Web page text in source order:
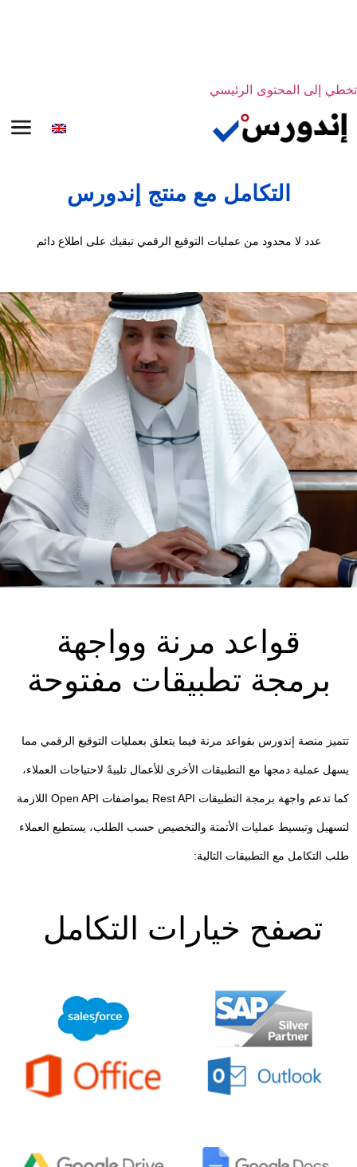
تخطي إلى المحتوى الرئيسي
التكامل مع منتج إندورس
عدد لا محدود من عمليات التوقيع الرقمي تبقيك على اطلاع دائم
قواعد مرنة وواجهة
برمجة تطبيقات مفتوحة
تتميز منصة إندورس بقواعد مرنة فيما يتعلق بعمليات التوقيع الرقمي مما
يسهل عملية دمجها مع التطبيقات الأخرى للأعمال تلبيةً لاحتياجات العملاء،
كما تدعم واجهة برمجة التطبيقات Rest API بمواصفات Open API اللازمة
لتسهيل وتبسيط عمليات الأتمتة والتخصيص حسب الطلب، يستطيع العملاء
طلب التكامل مع التطبيقات التالية:
تصفح خيارات التكامل